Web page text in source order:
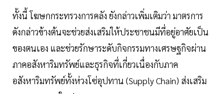
ทั้งนี้ โฆษกกระทรวงการคลัง ยังกล่าวเพิ่มเติมว่า มาตรการ
ดังกล่าวข้างต้นจะช่วยส่งเสริมให้ประชาชนมีที่อยู่อาศัยเป็น
ของตนเอง และช่วยรักษาระดับกิจกรรมทางเศรษฐกิจผ่าน
ภาคอสังหาริมทรัพย์และธุรกิจที่เกี่ยวเนื่องกับภาค
อสังหาริมทรัพย์ทั้งห่วงโซ่อุปทาน (Supply Chain) ส่งเสริม